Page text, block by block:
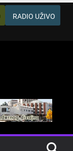
RADIO UŽIVO